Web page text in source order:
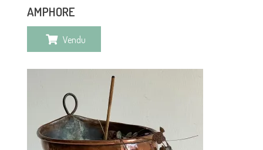
AMPHORE
Vendu